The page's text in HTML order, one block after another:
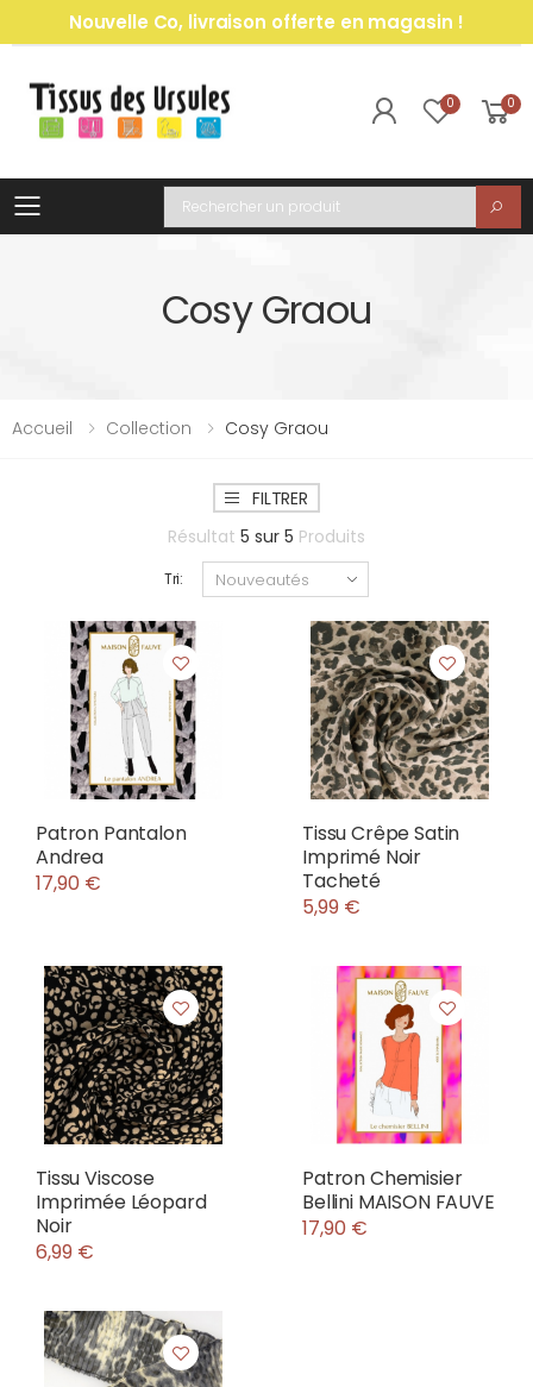
Nouvelle Co, livraison offerte en magasin !
0 0
Toggle mobile menu
Recherche
Cosy Graou
Accueil Collection Cosy Graou
FILTRER
Résultat 5 sur 5 Produits
Tri:
Patron Pantalon
Andrea
17,90 €
Tissu Crêpe Satin
Imprimé Noir
Tacheté
5,99 €
Tissu Viscose
Imprimée Léopard
Noir
6,99 €
Patron Chemisier
Bellini MAISON FAUVE
17,90 €